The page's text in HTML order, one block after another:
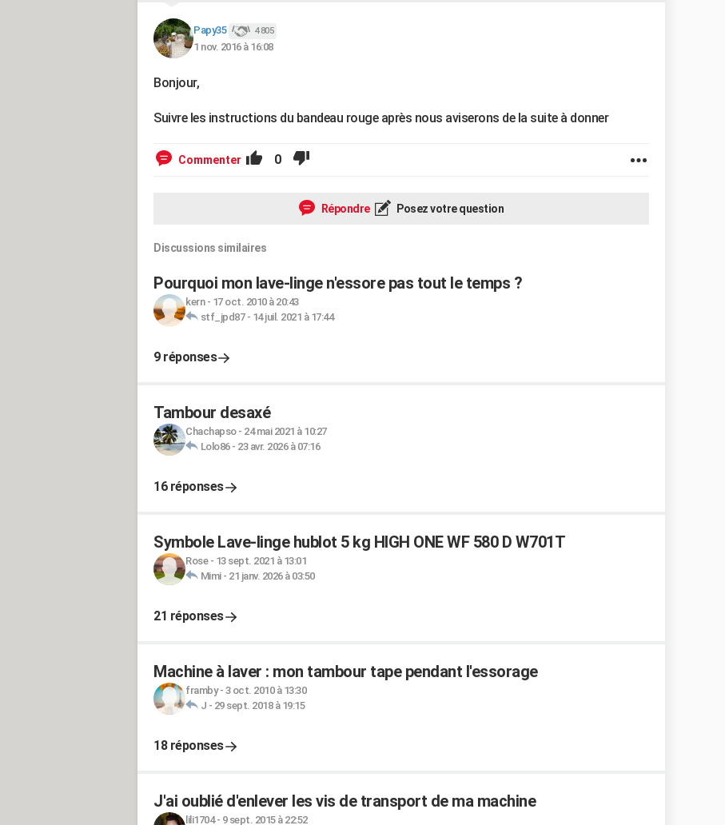
Papy35 4 805
1 nov. 2016 à 16:08
Bonjour,
Suivre les instructions du bandeau rouge après nous aviserons de la suite à donner
Commenter 0
Répondre Posez votre question
Discussions similaires
Pourquoi mon lave-linge n'essore pas tout le temps ?
kern- 17 oct. 2010 à 20:43
stf_jpd87- 14 juil. 2021 à 17:44
9 réponses
Tambour desaxé
Chachapso- 24 mai 2021 à 10:27
Lolo86- 23 avr. 2026 à 07:16
16 réponses
Symbole Lave-linge hublot 5 kg HIGH ONE WF 580 D W701T
Rose- 13 sept. 2021 à 13:01
Mimi- 21 janv. 2026 à 03:50
21 réponses
Machine à laver : mon tambour tape pendant l'essorage
framby- 3 oct. 2010 à 13:30
J - 29 sept. 2018 à 19:15
18 réponses
J'ai oublié d'enlever les vis de transport de ma machine
lili1704- 9 sept. 2015 à 22:52